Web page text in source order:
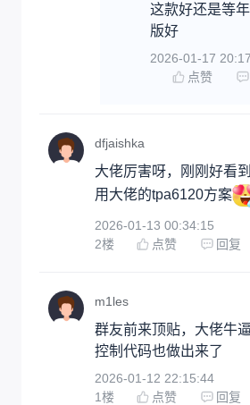
这款好还是等
版好
2026-01-17
点赞
dfjaishka
大佬厉害呀，刚刚好看
用大佬的tpa6120方案
2026-01-13 00:34:15
2楼 点赞 回复
m1les
群友前来顶贴，大佬牛
控制代码也做出来了
2026-01-12 22:15:44
1楼 点赞 回复